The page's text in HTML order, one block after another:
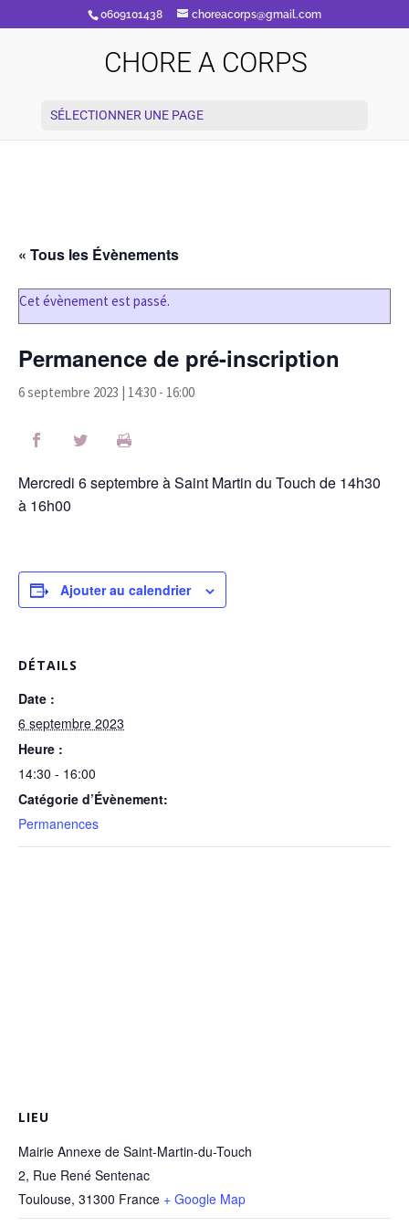
0609101438 choreacorps@gmail.com
CHORE A CORPS
SÉLECTIONNER UNE PAGE
« Tous les Évènements
Cet évènement est passé.
Permanence de pré-inscription
6 septembre 2023 | 14:30 - 16:00
Mercredi 6 septembre à Saint Martin du Touch de 14h30
à 16h00
Ajouter au calendrier
DÉTAILS
Date :
6 septembre 2023
Heure :
14:30 - 16:00
Catégorie d’Évènement:
Permanences
LIEU
Mairie Annexe de Saint-Martin-du-Touch
2, Rue René Sentenac
Toulouse, 31300 France + Google Map